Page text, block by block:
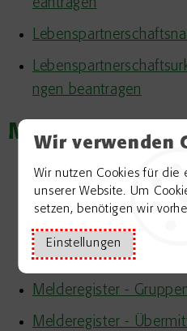
Wir verwenden
Wir nutzen Cookies für die
unserer Website. Um
setzen, benötigen wir
Einstellungen
eantragen
ngen beantragen
M
Meldebescheinigung
Melderegister -
Melderegister -
Melderegister -
Melderegister -
Melderegister -